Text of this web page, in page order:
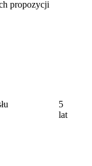
propozycji
5
lat